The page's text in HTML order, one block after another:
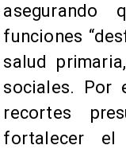
asegurando
funciones
salud
sociales. Por
recortes
fortalecer el